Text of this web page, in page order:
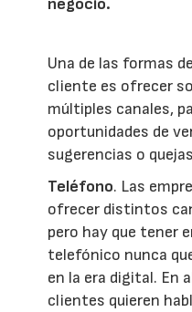
negocio.
Una de las formas
cliente es ofrecer
múltiples canales,
oportunidades de
sugerencias o
Teléfono. Las
ofrecer distintos
pero hay que tener
telefónico nunca
en la era digital. En
clientes quieren